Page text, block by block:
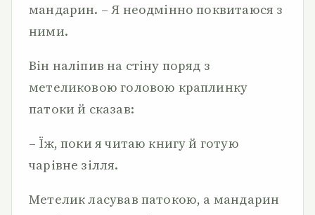
мандарин. – Я неодмінно поквитаюся з
ними.
Він наліпив на стіну поряд з
метеликовою головою краплинку
патоки й сказав:
– Їж, поки я читаю книгу й готую
чарівне зілля.
Метелик ласував патокою, а мандарин